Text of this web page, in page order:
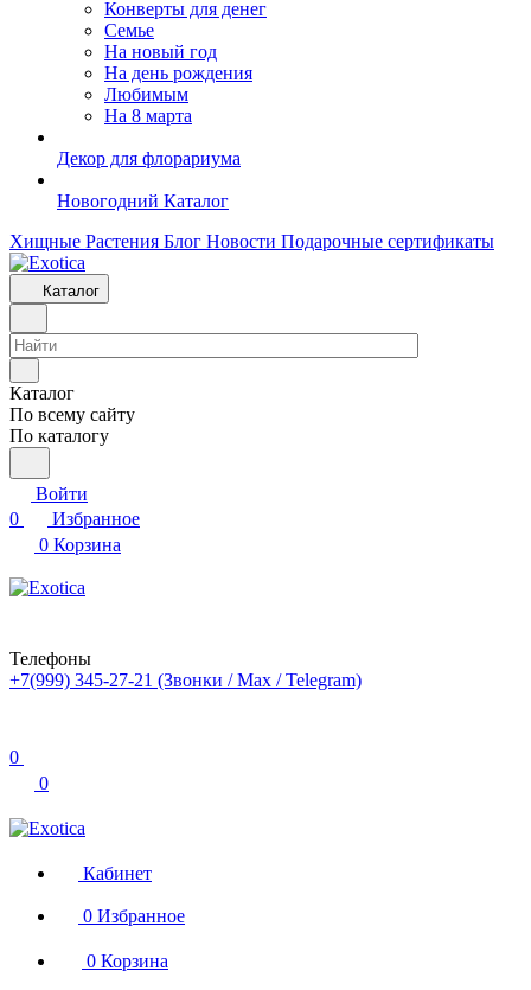
Конверты для денег
Семье
На новый год
На день рождения
Любимым
На 8 марта
Декор для флорариума
Новогодний Каталог
Хищные Растения Блог Новости Подарочные сертификаты
Каталог
Каталог
По всему сайту
По каталогу
Войти
0
Избранное
0 Корзина
Телефоны
+7(999) 345-27-21 (Звонки / Max / Telegram)
0
0
Кабинет
0 Избранное
0 Корзина